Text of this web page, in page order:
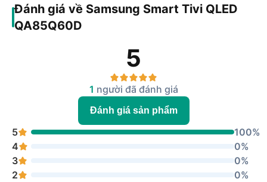
Đánh giá về Samsung Smart Tivi QLED
QA85Q60D
5
1 người đã đánh giá
Đánh giá sản phẩm
5
100%
4
0%
3
0%
2
0%